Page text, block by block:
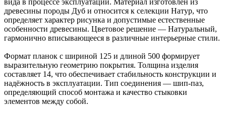
древесины породы Дуб и относится к селекции Натур, что
определяет характер рисунка и допустимые естественные
особенности древесины. Цветовое решение — Натуральный,
гармонично вписывающееся в различные интерьерные стили.
Формат планок с шириной 125 и длиной 500 формирует
выразительную геометрию покрытия. Толщина изделия
составляет 14, что обеспечивает стабильность конструкции и
надёжность в эксплуатации. Тип соединения — шип-паз,
определяющий способ монтажа и качество стыковки
элементов между собой.